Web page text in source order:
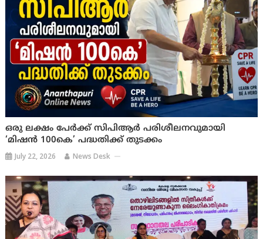
ഒരു ലക്ഷം പേർക്ക് സിപിആർ പരിശീലനവുമായി
‘മിഷൻ 100കെ’ പദ്ധതിക്ക് തുടക്കം
July 22, 2026 News Desk